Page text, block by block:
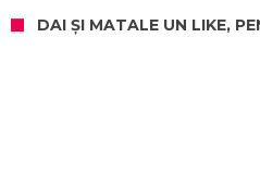
DAI ȘI MATALE UN LIKE,